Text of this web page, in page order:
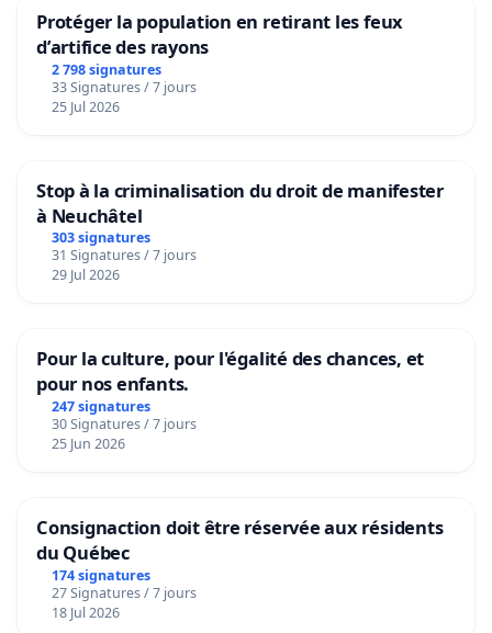
Protéger la population en retirant les feux
d’artifice des rayons
2 798 signatures
33 Signatures / 7 jours
25 Jul 2026
Stop à la criminalisation du droit de manifester
à Neuchâtel
303 signatures
31 Signatures / 7 jours
29 Jul 2026
Pour la culture, pour l'égalité des chances, et
pour nos enfants.
247 signatures
30 Signatures / 7 jours
25 Jun 2026
Consignaction doit être réservée aux résidents
du Québec
174 signatures
27 Signatures / 7 jours
18 Jul 2026